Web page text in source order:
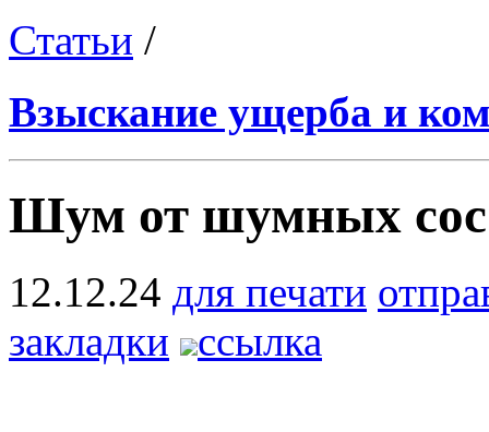
Статьи /
Взыскание ущерба и
Шум от шумных
12.12.24 для печати
закладки
ссылка